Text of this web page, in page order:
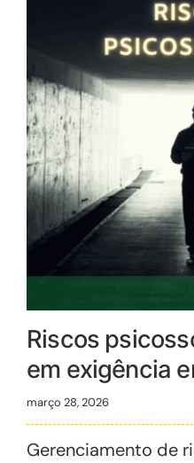
Riscos
em exigência
março 28, 2026
Gerenciamento de